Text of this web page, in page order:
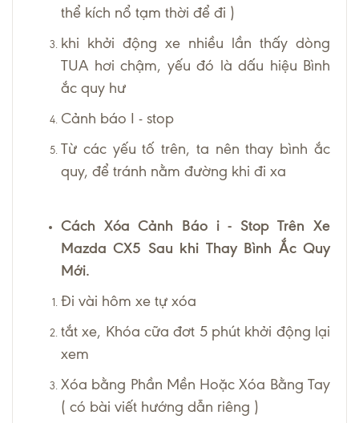
thể kích nổ tạm thời để đi )
khi khởi động xe nhiều lần thấy dòng
TUA hơi chậm, yếu đó là dấu hiệu Bình
ắc quy hư
Cảnh báo I - stop
Từ các yếu tố trên, ta nên thay bình ắc
quy, để tránh nằm đường khi đi xa
Cách Xóa Cảnh Báo i - Stop Trên Xe
Mazda CX5 Sau khi Thay Bình Ắc Quy
Mới.
Đi vài hôm xe tự xóa
tắt xe, Khóa cữa đơt 5 phút khởi động lại
xem
Xóa bằng Phần Mền Hoặc Xóa Bằng Tay
( có bài viết hướng dẫn riêng )